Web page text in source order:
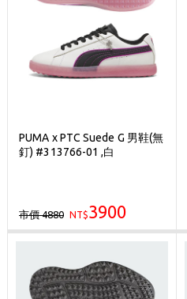
PUMA x PTC Suede G 男鞋(無
釘) #313766-01 ,白
市價 4880 NT$3900